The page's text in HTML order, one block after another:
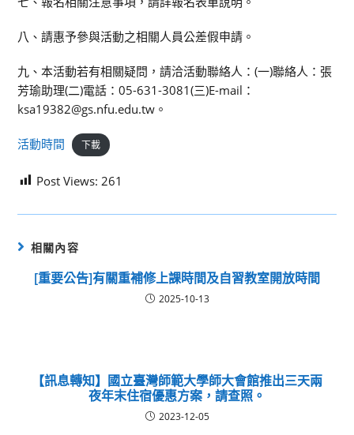
八、請惠予參與活動之相關人員公差假申請。
九、本活動若有相關疑問，請洽活動聯絡人：(一)聯絡人：張
芳瑜助理(二)電話：05-631-3081(三)E-mail：
ksa19382@gs.nfu.edu.tw。
活動時間 下載
Post Views: 261
相關內容
[重要公告]有關重補修上課時間及自習教室開放時間
2025-10-13
【訊息轉知】國立臺灣師範大學師大會館推出三天兩
夜年末住宿優惠方案，請查照。
2023-12-05